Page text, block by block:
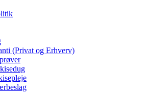
(Privat og Erhverv)